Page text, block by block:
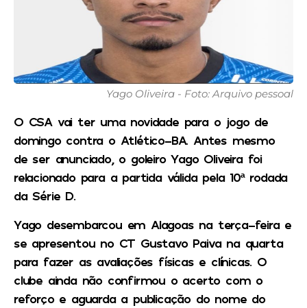
Yago Oliveira - Foto: Arquivo pessoal
O CSA vai ter uma novidade para o jogo de
domingo contra o Atlético-BA. Antes mesmo
de ser anunciado, o goleiro Yago Oliveira foi
relacionado para a partida válida pela 10ª rodada
da Série D.
Yago desembarcou em Alagoas na terça-feira e
se apresentou no CT Gustavo Paiva na quarta
para fazer as avaliações físicas e clínicas. O
clube ainda não confirmou o acerto com o
reforço e aguarda a publicação do nome do